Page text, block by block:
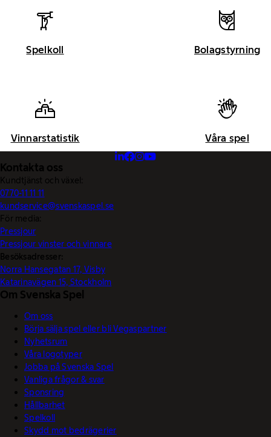
Spelkoll Bolagstyrning
Vinnarstatistik Våra spel
Kontakta oss
Kundtjänst och växel:
0770-11 11 11
kundservice@svenskaspel.se
För media:
Pressjour
Pressjour vinster och vinnare
Besöksadresser:
Norra Hansegatan 17, Visby
Katarinavägen 15, Stockholm
Om Svenska Spel
Om oss
Börja sälja spel eller bli Vegaspartner
Nyhetsrum
Våra logotyper
Jobba på Svenska Spel
Vanliga frågor & svar
Sponsring
Hållbarhet
Spelkoll
Skydd mot bedrägerier